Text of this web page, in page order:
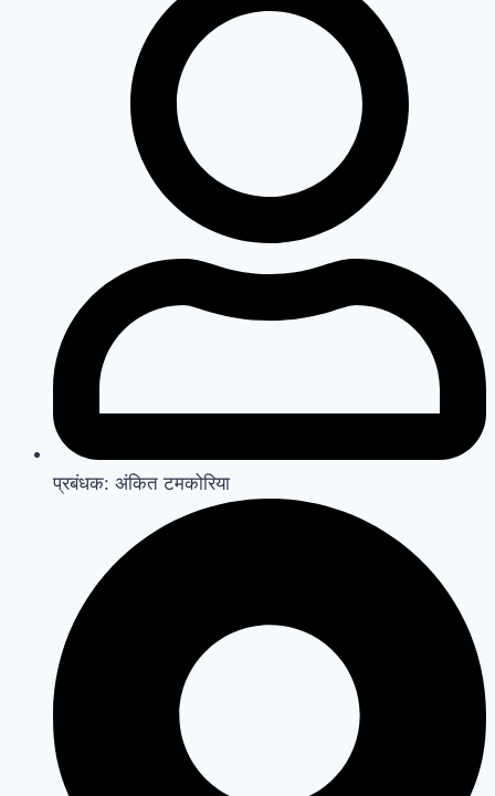
प्रबंधक: अंकित टमकोरिया